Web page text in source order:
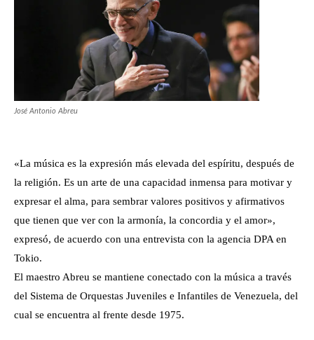
José Antonio Abreu
«La música es la expresión más elevada del espíritu, después de
la religión. Es un arte de una capacidad inmensa para motivar y
expresar el alma, para sembrar valores positivos y afirmativos
que tienen que ver con la armonía, la concordia y el amor»,
expresó, de acuerdo con una entrevista con la agencia DPA en
Tokio.
El maestro Abreu se mantiene conectado con la música a través
del Sistema de Orquestas Juveniles e Infantiles de Venezuela, del
cual se encuentra al frente desde 1975.